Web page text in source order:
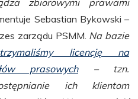
Sebastian Bykowski –
zarządu PSMM. Na bazie
licencję na
prasowych– tzn.
ich klientom